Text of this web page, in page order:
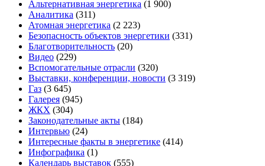
Альтернативная энергетика (1 900)
Аналитика (311)
Атомная энергетика (2 223)
Безопасность объектов энергетики (331)
Благотворительность (20)
Видео (229)
Вспомогательные отрасли (320)
Выставки, конференции, новости (3 319)
Газ (3 645)
Галерея (945)
ЖКХ (304)
Законодательные акты (184)
Интервью (24)
Интересные факты в энергетике (414)
Инфографика (1)
Календарь выставок (555)